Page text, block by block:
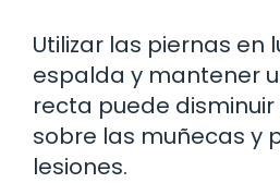
Utilizar las piernas en
espalda y mantener
recta puede
sobre las muñecas y
lesiones.